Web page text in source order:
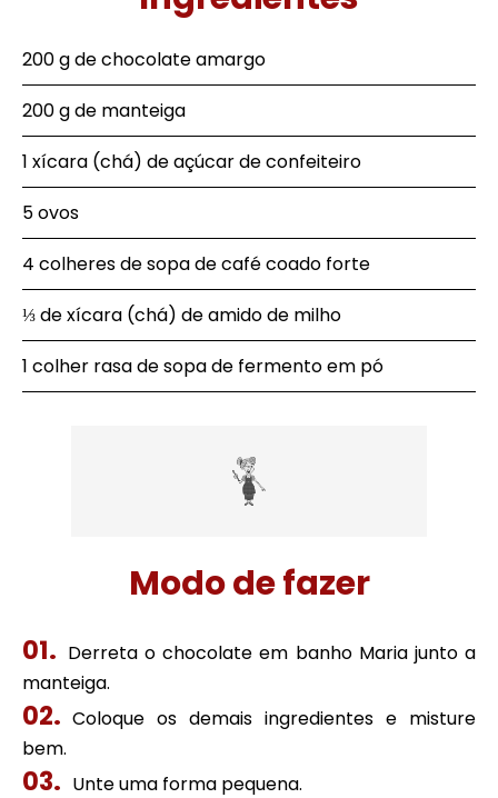
200 g de chocolate amargo
200 g de manteiga
1 xícara (chá) de açúcar de confeiteiro
5 ovos
4 colheres de sopa de café coado forte
⅓ de xícara (chá) de amido de milho
1 colher rasa de sopa de fermento em pó
Modo de fazer
Derreta o chocolate em banho Maria junto a
manteiga.
Coloque os demais ingredientes e misture
bem.
Unte uma forma pequena.